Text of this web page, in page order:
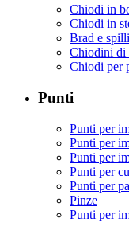
Chiodi in
Chiodi in
Brad e spilli
Chiodini di
Chiodi per
Punti
Punti per
Punti per
Punti per
Punti per
Punti per
Pinze
Punti per